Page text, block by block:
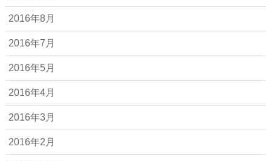
2016年8月
2016年7月
2016年5月
2016年4月
2016年3月
2016年2月